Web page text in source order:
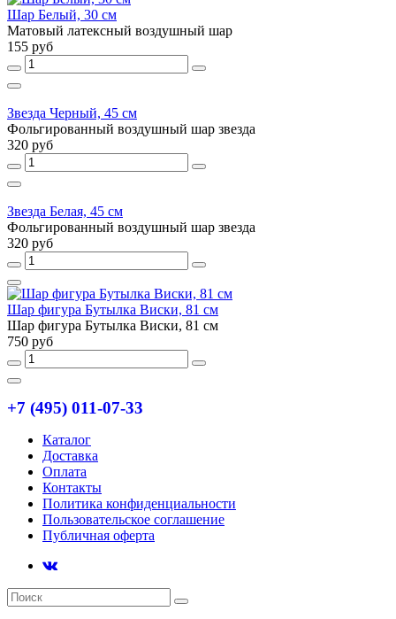
Шар Белый, 30 см
Матовый латексный воздушный шар
155 руб
Звезда Черный, 45 см
Фольгированный воздушный шар звезда
320 руб
Звезда Белая, 45 см
Фольгированный воздушный шар звезда
320 руб
Шар фигура Бутылка Виски, 81 см
Шар фигура Бутылка Виски, 81 см
750 руб
+7 (495) 011-07-33
Каталог
Доставка
Оплата
Контакты
Политика конфиденциальности
Пользовательское соглашение
Публичная оферта